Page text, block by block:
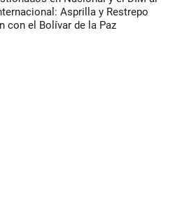
Asprilla y Restrepo
con el Bolívar de la Paz